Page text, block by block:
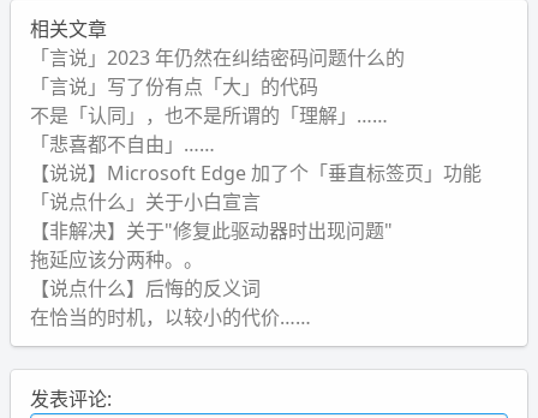
相关文章
「言说」2023 年仍然在纠结密码问题什么的
「言说」写了份有点「大」的代码
不是「认同」，也不是所谓的「理解」……
「悲喜都不自由」……
【说说】Microsoft Edge 加了个「垂直标签页」功能
「说点什么」关于小白宣言
【非解决】关于"修复此驱动器时出现问题"
拖延应该分两种。。
【说点什么】后悔的反义词
在恰当的时机，以较小的代价……
发表评论: